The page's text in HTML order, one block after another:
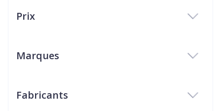
Prix
Marques
Fabricants